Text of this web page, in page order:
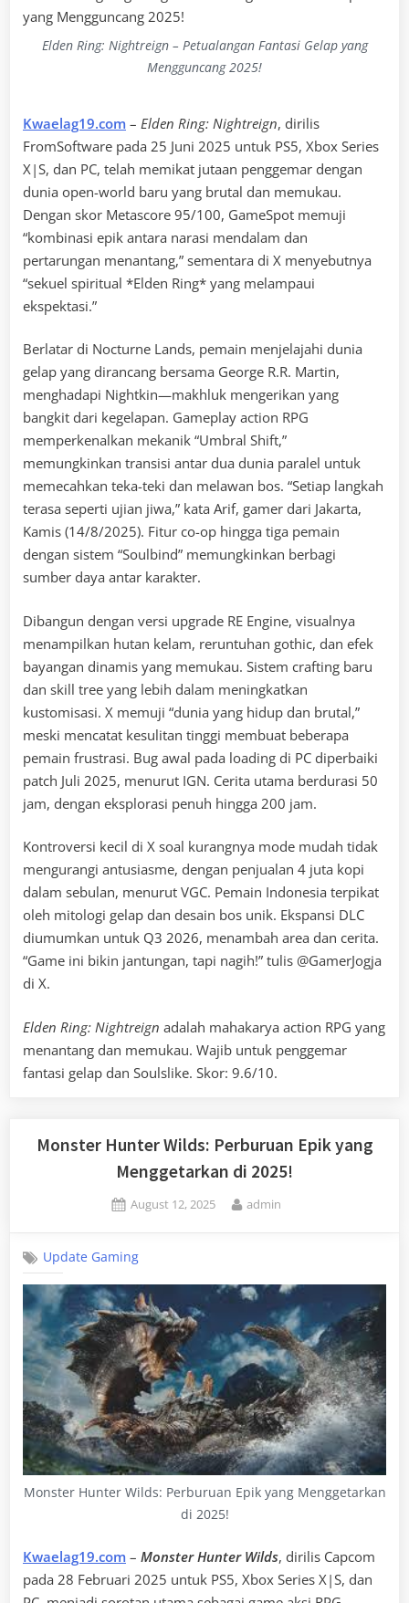
Elden Ring: Nightreign – Petualangan Fantasi Gelap yang
Mengguncang 2025!
Kwaelag19.com – Elden Ring: Nightreign, dirilis
FromSoftware pada 25 Juni 2025 untuk PS5, Xbox Series
X|S, dan PC, telah memikat jutaan penggemar dengan
dunia open-world baru yang brutal dan memukau.
Dengan skor Metascore 95/100, GameSpot memuji
“kombinasi epik antara narasi mendalam dan
pertarungan menantang,” sementara di X menyebutnya
“sekuel spiritual *Elden Ring* yang melampaui
ekspektasi.”
Berlatar di Nocturne Lands, pemain menjelajahi dunia
gelap yang dirancang bersama George R.R. Martin,
menghadapi Nightkin—makhluk mengerikan yang
bangkit dari kegelapan. Gameplay action RPG
memperkenalkan mekanik “Umbral Shift,”
memungkinkan transisi antar dua dunia paralel untuk
memecahkan teka-teki dan melawan bos. “Setiap langkah
terasa seperti ujian jiwa,” kata Arif, gamer dari Jakarta,
Kamis (14/8/2025). Fitur co-op hingga tiga pemain
dengan sistem “Soulbind” memungkinkan berbagi
sumber daya antar karakter.
Dibangun dengan versi upgrade RE Engine, visualnya
menampilkan hutan kelam, reruntuhan gothic, dan efek
bayangan dinamis yang memukau. Sistem crafting baru
dan skill tree yang lebih dalam meningkatkan
kustomisasi. X memuji “dunia yang hidup dan brutal,”
meski mencatat kesulitan tinggi membuat beberapa
pemain frustrasi. Bug awal pada loading di PC diperbaiki
patch Juli 2025, menurut IGN. Cerita utama berdurasi 50
jam, dengan eksplorasi penuh hingga 200 jam.
Kontroversi kecil di X soal kurangnya mode mudah tidak
mengurangi antusiasme, dengan penjualan 4 juta kopi
dalam sebulan, menurut VGC. Pemain Indonesia terpikat
oleh mitologi gelap dan desain bos unik. Ekspansi DLC
diumumkan untuk Q3 2026, menambah area dan cerita.
“Game ini bikin jantungan, tapi nagih!” tulis @GamerJogja
di X.
Elden Ring: Nightreign adalah mahakarya action RPG yang
menantang dan memukau. Wajib untuk penggemar
fantasi gelap dan Soulslike. Skor: 9.6/10.
Monster Hunter Wilds: Perburuan Epik yang
Menggetarkan di 2025!
Posted
August 12, 2025 By
admin
Update Gaming
Monster Hunter Wilds: Perburuan Epik yang Menggetarkan
di 2025!
Kwaelag19.com – Monster Hunter Wilds, dirilis Capcom
pada 28 Februari 2025 untuk PS5, Xbox Series X|S, dan